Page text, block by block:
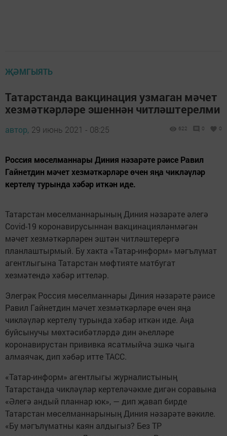
ҖӘМГЫЯТЬ
Татарстанда вакцинация узмаган мәчет
хезмәткәрләре эшеннән читләштерелми
автор, 29 июнь 2021 - 08:25 622 0 0
Россия мөселманнары Диния нәзарәте рәисе Равил
Гайнетдин мәчет хезмәткәрләре өчен яңа чикләүләр
кертелү турында хәбәр иткән иде.
Татарстан мөселманнарының Диния нәзарәте әлегә
Covid-19 коронавирусыннан вакцинацияләнмәгән
мәчет хезмәткәрләрен эштән читләштерергә
планлаштырмый. Бу хакта «Татар-информ» мәгълүмат
агентлыгына Татарстан мөфтияте матбугат
хезмәтендә хәбәр иттеләр.
Элегрәк Россия мөселманнары Диния нәзарәте рәисе
Равил Гайнетдин мәчет хезмәткәрләре өчен яңа
чикләүләр кертелү турында хәбәр иткән иде. Аңа
буйсынучы мөхтәсибәтләрдә дин әһелләре
коронавирустан прививка ясатмыйча эшкә чыга
алмаячак, дип хәбәр итте ТАСС.
«Татар-информ» агентлыгы журналистының
Татарстанда чикләүләр кертеләчәкме дигән соравына
«Әлегә андый планнар юк», — дип җавап бирде
Татарстан мөселманнарының Диния нәзарәте вәкиле.
«Бу мәгълүматны каян алдыгыз? Без ТР